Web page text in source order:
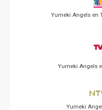
Yumeki Angels en
Yumeki Angels
Yumeki